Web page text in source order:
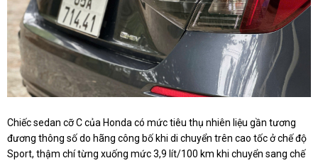
Chiếc sedan cỡ C của Honda có mức tiêu thụ nhiên liệu gần tương
đương thông số do hãng công bố khi di chuyển trên cao tốc ở chế độ
Sport, thậm chí từng xuống mức 3,9 lít/100 km khi chuyển sang chế